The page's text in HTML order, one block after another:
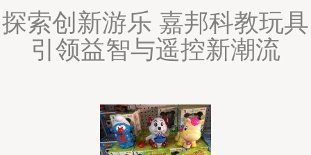
探索创新游乐 嘉邦科教玩具
引领益智与遥控新潮流